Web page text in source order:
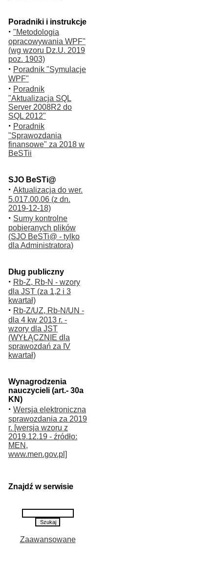
Poradniki i instrukcje
· "Metodologia
opracowywania WPF"
(wg wzoru Dz.U. 2019
poz. 1903)
· Poradnik "Symulacje
WPF"
· Poradnik
"Aktualizacja SQL
Server 2008R2 do
SQL 2012"
· Poradnik
"Sprawozdania
finansowe" za 2018 w
BeSTii
SJO BeSTi@
· Aktualizacja do wer.
5.017.00.06 (z dn.
2019-12-18)
· Sumy kontrolne
pobieranych plików
(SJO BeSTi@ - tylko
dla Administratora)
Dług publiczny
· Rb-Z, Rb-N - wzory
dla JST (za 1,2 i 3
kwartał)
· Rb-Z/UZ, Rb-N/UN -
dla 4 kw 2013 r. -
wzory dla JST
(WYŁĄCZNIE dla
sprawozdań za IV
kwartał)
Wynagrodzenia
nauczycieli (art.- 30a
KN)
· Wersja elektroniczna
sprawozdania za 2019
r. [wersja wzoru z
2019.12.19 - źródło:
MEN,
www.men.gov.pl]
Znajdź w serwisie
Zaawansowane